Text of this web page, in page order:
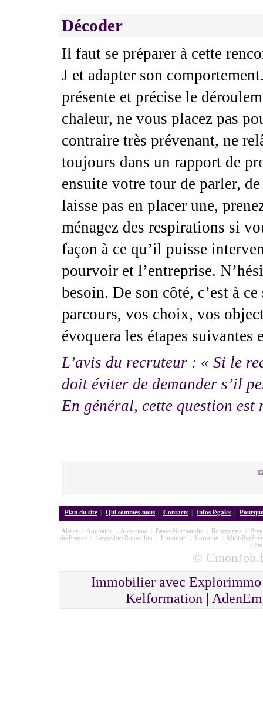
Décoder
Il faut se préparer à cette
J et adapter son
présente et précise le
chaleur, ne vous placez pas
contraire très prévenant, ne
toujours dans un rapport de
ensuite votre tour de parler,
laisse pas en placer une,
ménagez des respirations si
façon à ce qu’il puisse
pourvoir et l’entreprise.
besoin. De son côté, c’est à
parcours, vos choix, vos
évoquera les étapes
L’avis du recruteur : « Si le
doit éviter de demander s’il
En général, cette question est
Plan du site | Qui sommes-nous | Contacts | Infos légales |
Alsace Aquitaine Auvergne Basse-Normandie Bourgogne
de-France| Langedoc-Roussillon Limousin Lorraine|
Midi-
©
Immobilier avec
Kelformation |